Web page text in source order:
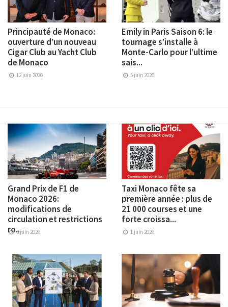
Principauté de Monaco:
ouverture d’un nouveau
Cigar Club au Yacht Club
de Monaco
12 juin 2026
Emily in Paris Saison 6: le
tournage s’installe à
Monte-Carlo pour l’ultime
sais...
5 juin 2026
Grand Prix de F1 de
Monaco 2026:
modifications de
circulation et restrictions
ro...3 juin 2026
Taxi Monaco fête sa
première année : plus de
21 000 courses et une
forte croissa...
1 juin 2026